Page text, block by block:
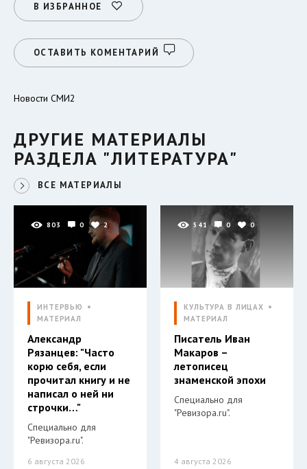
В ИЗБРАННОЕ
ОСТАВИТЬ КОМЕНТАРИЙ
Новости СМИ2
ДРУГИЕ МАТЕРИАЛЫ
РАЗДЕЛА "ЛИТЕРАТУРА"
ВСЕ МАТЕРИАЛЫ
803 0 2
ИНТЕРВЬЮ
МАТЕРИАЛ
Александр
Рязанцев: "Часто
корю себя, если
прочитал книгу и не
написал о ней ни
строчки…"
Специально для
"Ревизора.ru".
6 августа 2026
541 0 0
КУЛЬТУРА В ЛИЦАХ
МАТЕРИАЛ
Писатель Иван
Макаров –
летописец
знаменской эпохи
Специально для
"Ревизора.ru".
4 августа 2026